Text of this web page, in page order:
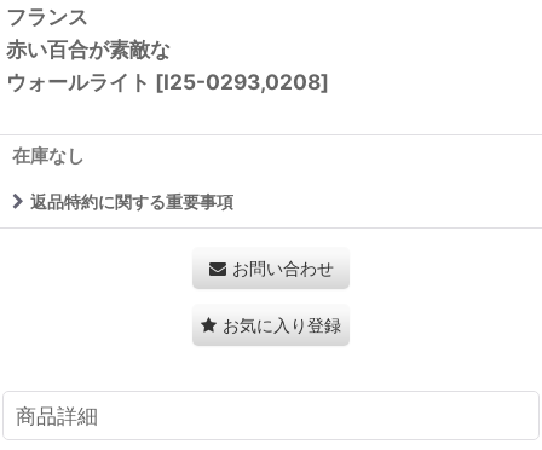
フランス
赤い百合が素敵な
ウォールライト [I25-0293,0208]
在庫なし
返品特約に関する重要事項
お問い合わせ
お気に入り登録
商品詳細